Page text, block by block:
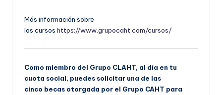
Más información sobre
los cursos https://www.grupocaht.com/cursos/
Como miembro del Grupo CLAHT, al día en tu
cuota social, puedes solicitar una de las
cinco becas otorgada por el Grupo CAHT para